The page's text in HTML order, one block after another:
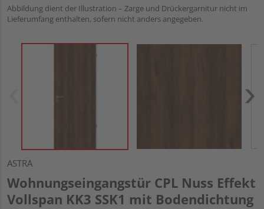
Abbildung dient der Illustration – Zarge und Drückergarnitur nicht im
Lieferumfang enthalten, sofern nicht anders angegeben.
ASTRA
Wohnungseingangstür CPL Nuss Effekt
Vollspan KK3 SSK1 mit Bodendichtung